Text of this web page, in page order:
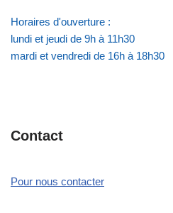
Horaires d'ouverture :
lundi et jeudi de 9h à 11h30
mardi et vendredi de 16h à 18h30
Contact
Pour nous contacter